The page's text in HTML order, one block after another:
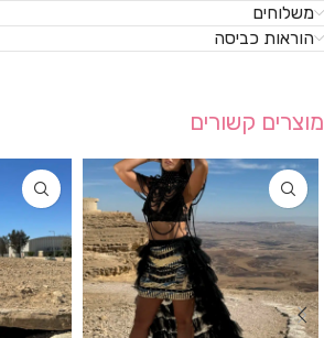
משלוחים
הוראות כביסה
מוצרים קשורים